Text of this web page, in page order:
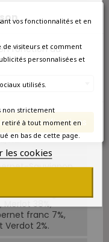
fonction du
les modifications
déposées par le
à
argileuse
tertiaire.
ha.
Sauvignon
Sauvignon
Merlot 38%,
franc 7%,
Verdot 2%.
vos fonctionnalités et en
de visiteurs et comment
personnalisées et
utilisés.
non strictement
retiré à tout moment en
en bas de cette page.
les cookies